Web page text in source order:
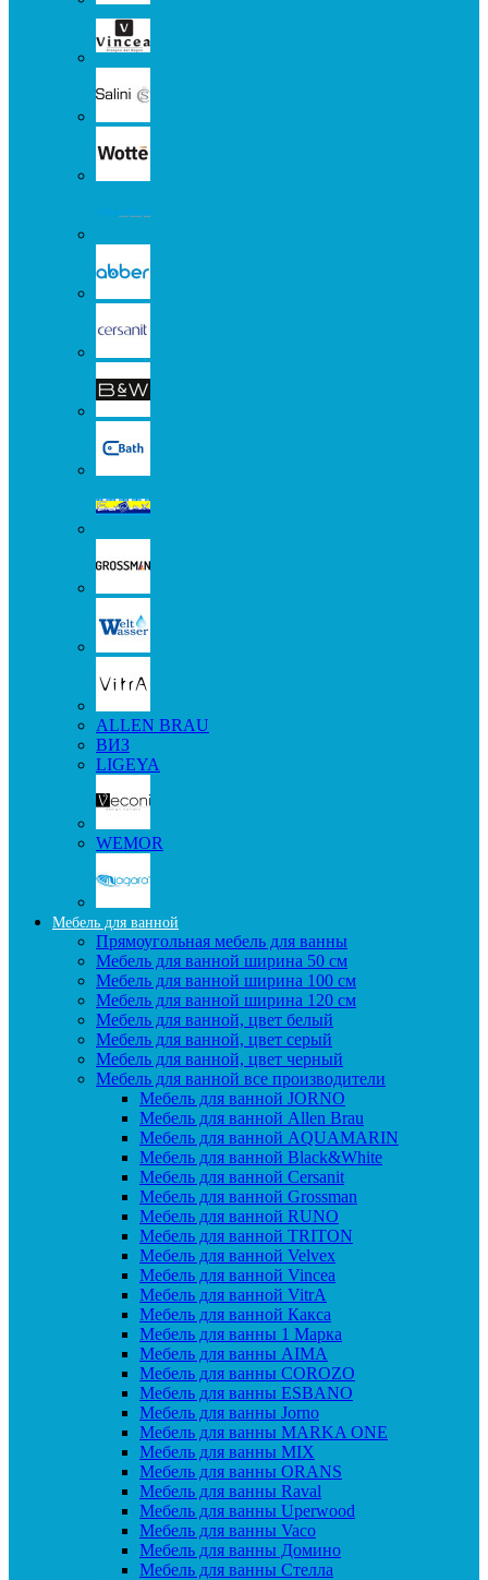
ALLEN BRAU
ВИЗ
LIGEYA
WEMOR
Мебель для ванной
Прямоугольная мебель для ванны
Мебель для ванной ширина 50 см
Мебель для ванной ширина 100 см
Мебель для ванной ширина 120 см
Мебель для ванной, цвет белый
Мебель для ванной, цвет серый
Мебель для ванной, цвет черный
Мебель для ванной все производители
Мебель для ванной JORNO
Мебель для ванной Allen Brau
Мебель для ванной AQUAMARIN
Мебель для ванной Black&White
Мебель для ванной Cersanit
Мебель для ванной Grossman
Мебель для ванной RUNO
Мебель для ванной TRITON
Мебель для ванной Velvex
Мебель для ванной Vincea
Мебель для ванной VitrA
Мебель для ванной Какса
Мебель для ванны 1 Марка
Мебель для ванны AIMA
Мебель для ванны COROZO
Мебель для ванны ESBANO
Мебель для ванны Jorno
Мебель для ванны MARKA ONE
Мебель для ванны MIX
Мебель для ванны ORANS
Мебель для ванны Raval
Мебель для ванны Uperwood
Мебель для ванны Vaco
Мебель для ванны Домино
Мебель для ванны Стелла